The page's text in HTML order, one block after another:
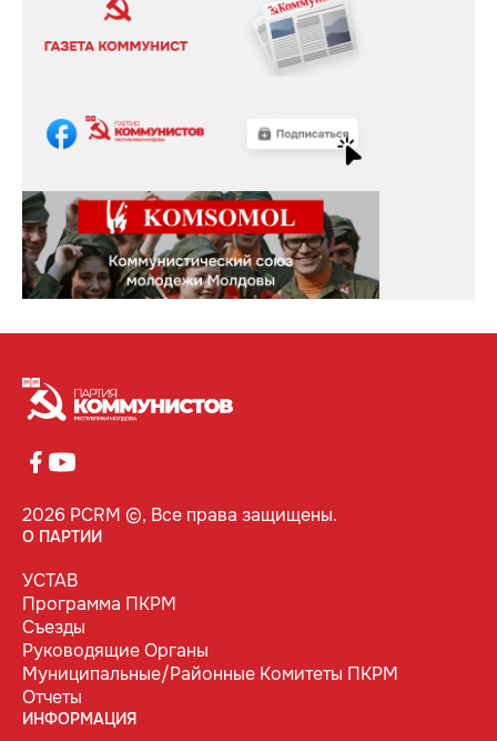
2026 PCRM ©, Все права защищены.
О ПАРТИИ
УСТАВ
Программа ПКРМ
Съезды
Руководящие Органы
Муниципальные/Районные Комитеты ПКРМ
Отчеты
ИНФОРМАЦИЯ